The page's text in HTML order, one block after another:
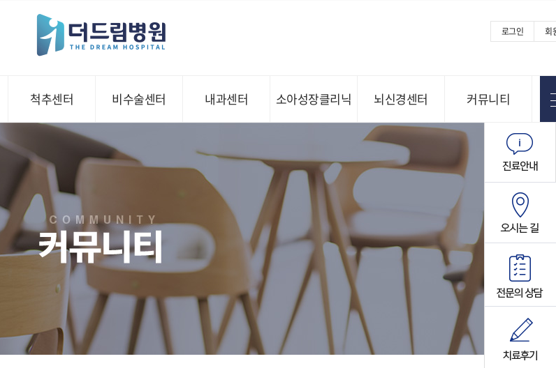
로그인 회
척추센터 비수술센터 내과센터 소아성장클리닉 뇌신경센터 커뮤니티